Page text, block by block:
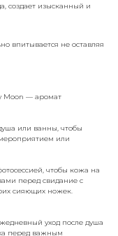
создает изысканный и
впитывается не оставляя
Moon — аромат
или ванны, чтобы
или
чтобы кожа на
перед свидание с
сияющих ножек.
уход после душа
перед важным